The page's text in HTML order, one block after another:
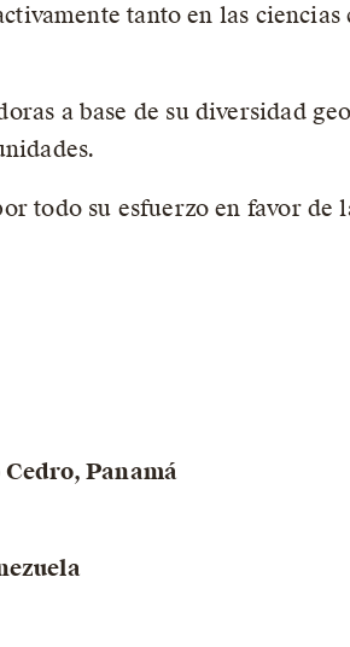
tanto en las
a base de su diversidad
todo su esfuerzo en favor de
Panamá